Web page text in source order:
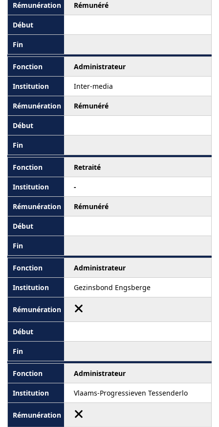
Rémunéré
Administrateur
Inter-media
Rémunéré
Retraité
-
Rémunéré
Administrateur
Gezinsbond Engsberge
Administrateur
Vlaams-Progressieven Tessenderlo